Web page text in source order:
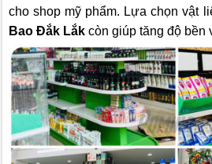
cho shop mỹ phẩm. Lựa chọn vật
Bao Đắk Lắk còn giúp tăng độ bền